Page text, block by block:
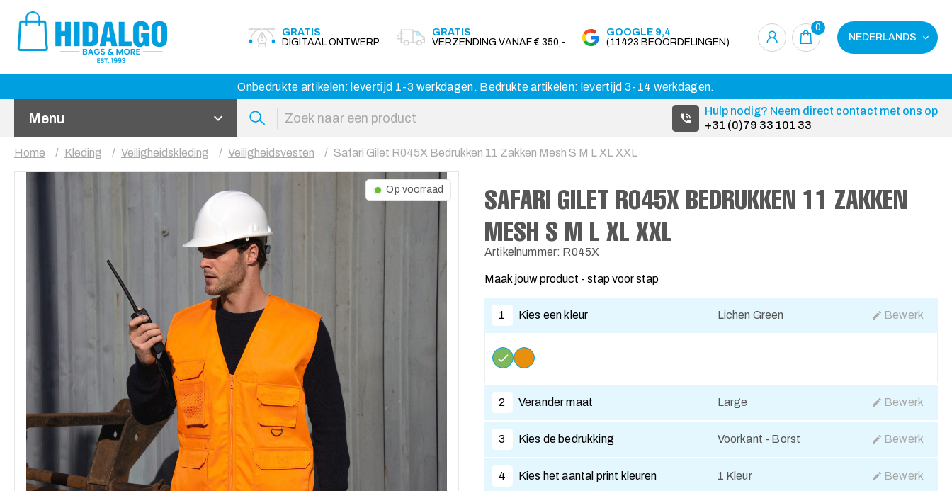
GRATIS
DIGITAAL ONTWERP
GRATIS
VERZENDING VANAF € 350,-
GOOGLE 9,4
(11423 BEOORDELINGEN)
0
NEDERLANDS
Onbedrukte artikelen: levertijd 1-3 werkdagen. Bedrukte artikelen: levertijd 3-14 werkdagen.
Menu
Hulp nodig? Neem direct contact met ons op
+31 (0)79 33 101 33
Home Kleding Veiligheidskleding Veiligheidsvesten Safari Gilet R045X Bedrukken 11 Zakken Mesh S M L XL XXL
Op voorraad
SAFARI GILET R045X BEDRUKKEN 11 ZAKKEN
MESH S M L XL XXL
Artikelnummer: R045X
Maak jouw product - stap voor stap
1 Kies een kleur Lichen Green Bewerk
2 Verander maat Large Bewerk
3 Kies de bedrukking Voorkant - Borst Bewerk
4 Kies het aantal print kleuren 1 Kleur Bewerk